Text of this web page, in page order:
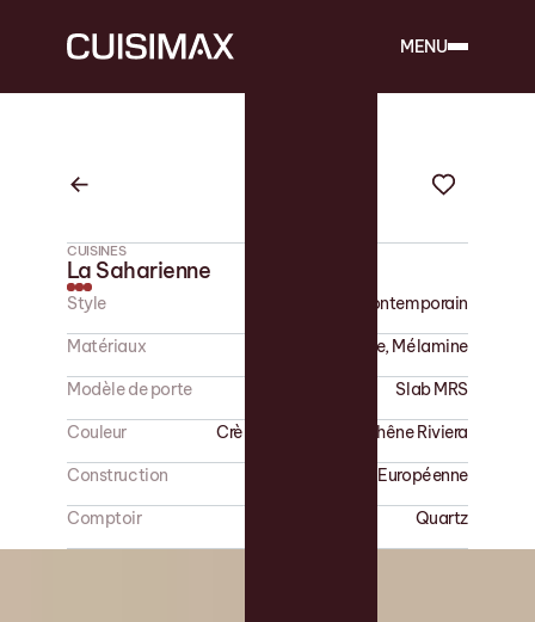
MENU
CUISINES
La Saharienne
Style
Contemporain
Matériaux
Polymère, Mélamine
Modèle de porte
Slab MRS
Couleur
Crème Sahara, K16 Chêne Riviera
Construction
Européenne
Comptoir
Quartz